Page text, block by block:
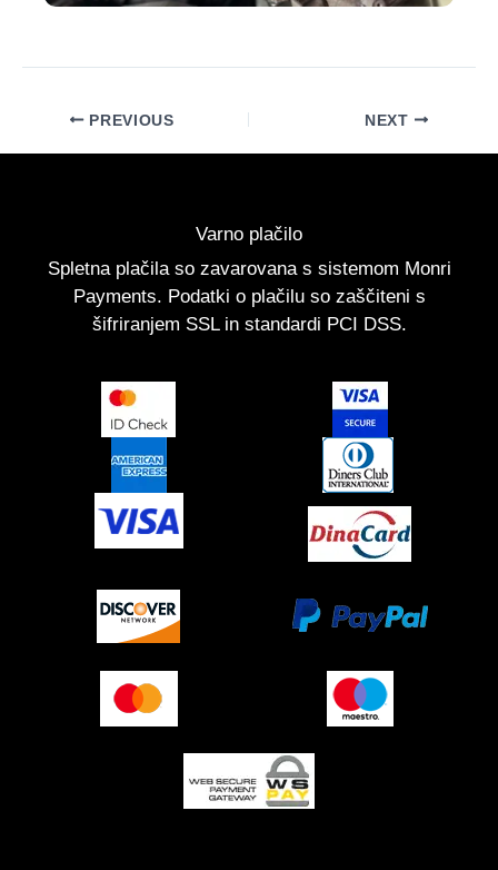
PREVIOUS NEXT
Varno plačilo
Spletna plačila so zavarovana s sistemom Monri
Payments. Podatki o plačilu so zaščiteni s
šifriranjem SSL in standardi PCI DSS.